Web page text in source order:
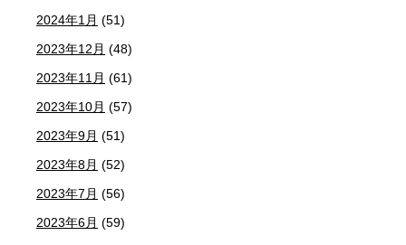
2024年1月 (51)
2023年12月 (48)
2023年11月 (61)
2023年10月 (57)
2023年9月 (51)
2023年8月 (52)
2023年7月 (56)
2023年6月 (59)